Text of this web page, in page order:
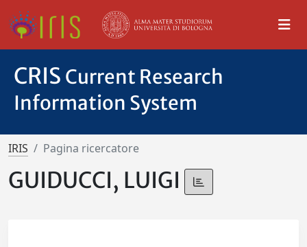
CRIS Current Research
Information System
IRIS Pagina ricercatore
GUIDUCCI, LUIGI